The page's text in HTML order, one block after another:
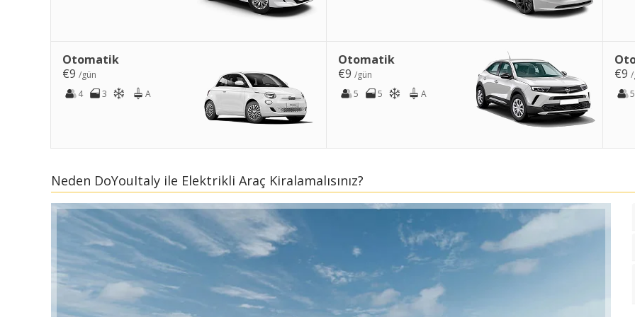
Otomatik
€9 /gün
4
3 A
Otomatik
€9/gün
5
5 A
€9
5
Neden DoYouItaly ile Elektrikli Araç Kiralamalısınız?